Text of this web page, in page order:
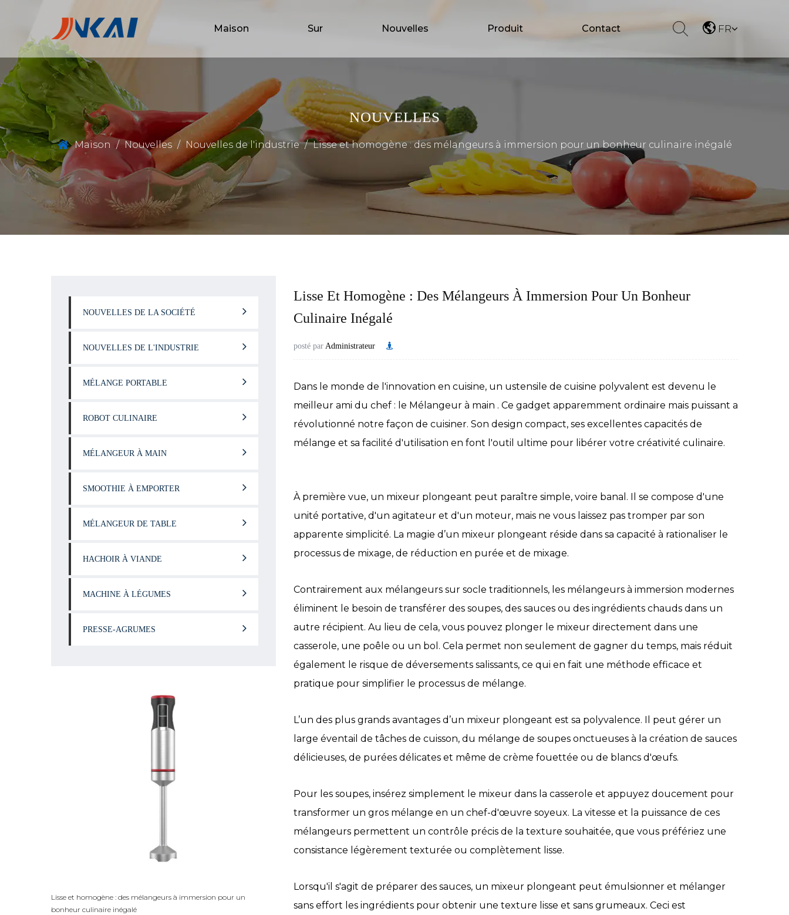
Maison Sur Nouvelles Produit Contact FR
NOUVELLES
Maison / Nouvelles / Nouvelles de l'industrie / Lisse et homogène : des mélangeurs à immersion pour un bonheur culinaire inégalé
NOUVELLES DE LA SOCIÉTÉ
NOUVELLES DE L'INDUSTRIE
MÉLANGE PORTABLE
ROBOT CULINAIRE
MÉLANGEUR À MAIN
SMOOTHIE À EMPORTER
MÉLANGEUR DE TABLE
HACHOIR À VIANDE
MACHINE À LÉGUMES
PRESSE-AGRUMES
Lisse et homogène : des mélangeurs à immersion pour un
bonheur culinaire inégalé
Lisse Et Homogène : Des Mélangeurs À Immersion Pour Un Bonheur
Culinaire Inégalé
posté par Administrateur
Dans le monde de l'innovation en cuisine, un ustensile de cuisine polyvalent est devenu le
meilleur ami du chef : le Mélangeur à main . Ce gadget apparemment ordinaire mais puissant a
révolutionné notre façon de cuisiner. Son design compact, ses excellentes capacités de
mélange et sa facilité d'utilisation en font l'outil ultime pour libérer votre créativité culinaire.
À première vue, un mixeur plongeant peut paraître simple, voire banal. Il se compose d'une
unité portative, d'un agitateur et d'un moteur, mais ne vous laissez pas tromper par son
apparente simplicité. La magie d’un mixeur plongeant réside dans sa capacité à rationaliser le
processus de mixage, de réduction en purée et de mixage.
Contrairement aux mélangeurs sur socle traditionnels, les mélangeurs à immersion modernes
éliminent le besoin de transférer des soupes, des sauces ou des ingrédients chauds dans un
autre récipient. Au lieu de cela, vous pouvez plonger le mixeur directement dans une
casserole, une poêle ou un bol. Cela permet non seulement de gagner du temps, mais réduit
également le risque de déversements salissants, ce qui en fait une méthode efficace et
pratique pour simplifier le processus de mélange.
L’un des plus grands avantages d’un mixeur plongeant est sa polyvalence. Il peut gérer un
large éventail de tâches de cuisson, du mélange de soupes onctueuses à la création de sauces
délicieuses, de purées délicates et même de crème fouettée ou de blancs d'œufs.
Pour les soupes, insérez simplement le mixeur dans la casserole et appuyez doucement pour
transformer un gros mélange en un chef-d'œuvre soyeux. La vitesse et la puissance de ces
mélangeurs permettent un contrôle précis de la texture souhaitée, que vous préfériez une
consistance légèrement texturée ou complètement lisse.
Lorsqu'il s'agit de préparer des sauces, un mixeur plongeant peut émulsionner et mélanger
sans effort les ingrédients pour obtenir une texture lisse et sans grumeaux. Ceci est